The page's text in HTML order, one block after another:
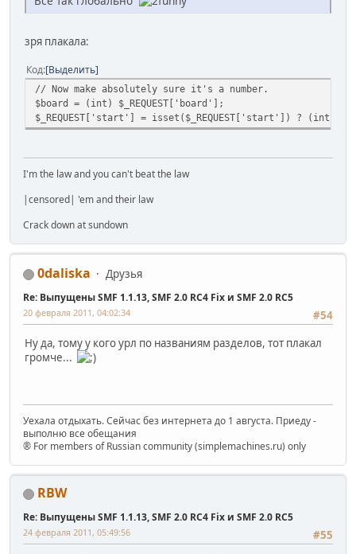
зря плакала:
Код Выделить
// Now make absolutely sure it's a number.
$board = (int) $_REQUEST['board'];
$_REQUEST['start'] = isset($_REQUEST['start']) ? (int)
I'm the law and you can't beat the law
|censored| 'em and their law
Crack down at sundown
0daliska Друзья
Re: Выпущены SMF 1.1.13, SMF 2.0 RC4 Fix и SMF 2.0 RC5
#54
20 февраля 2011, 04:02:34
Ну да, тому у кого урл по названиям разделов, тот плакал
громче...
Уехала отдыхать. Сейчас без интернета до 1 августа. Приеду -
выполню все обещания
® For members of Russian community (simplemachines.ru) only
RBW
Re: Выпущены SMF 1.1.13, SMF 2.0 RC4 Fix и SMF 2.0 RC5
#55
24 февраля 2011, 05:49:56